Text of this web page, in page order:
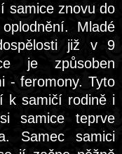
samice znovu do
Mladé
již v 9
je způsoben
- feromony. Tyto
k samičí rodině i
samice teprve
Samec samici